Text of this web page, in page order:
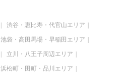
渋谷・恵比寿・代官山エリア
池袋・高田馬場・早稲田エリア
立川・八王子周辺エリア
浜松町・田町・品川エリア